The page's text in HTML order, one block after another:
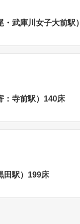
・武庫川女子大前駅
：寺前駅）140床
田駅）199床